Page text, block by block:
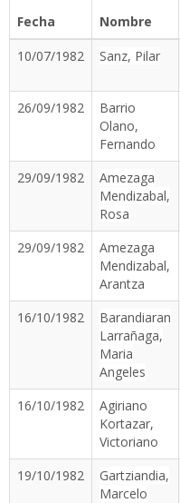
Fecha Nombre
10/07/1982
Sanz, Pilar
26/09/1982
Barrio
Olano,
Fernando
29/09/1982
Amezaga
Mendizabal,
Rosa
29/09/1982
Amezaga
Mendizabal,
Arantza
16/10/1982
Barandiaran
Larrañaga,
Maria
Angeles
16/10/1982
Agiriano
Kortazar,
Victoriano
19/10/1982
Gartziandia,
Marcelo